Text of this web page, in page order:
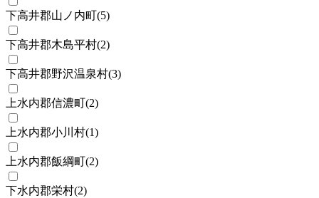
下高井郡山ノ内町(5)
下高井郡木島平村(2)
下高井郡野沢温泉村(3)
上水内郡信濃町(2)
上水内郡小川村(1)
上水内郡飯綱町(2)
下水内郡栄村(2)